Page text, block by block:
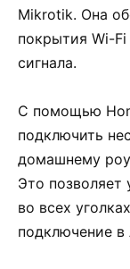
Mikrotik. Она
покрытия Wi-
сигнала.
С помощью
подключить
домашнему
Это позволяет
во всех
подключение